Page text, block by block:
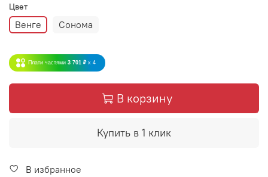
Цвет
Венге Сонома
Плати частями 3 701 ₽ x 4
В корзину
Купить в 1 клик
В избранное